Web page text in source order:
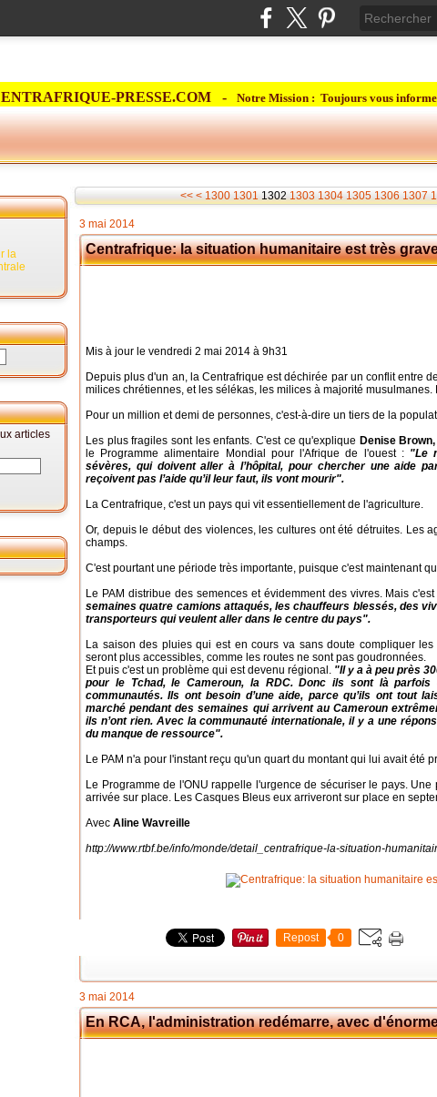
PRESSE.COM - Notre Mission : Toujours vous
la
articles
<< < 1300 1301 1302 1303 1304 1305 1306 1307
3 mai 2014
Centrafrique: la situation humanitaire est très
Mis à jour le vendredi 2 mai 2014 à 9h31
Depuis plus d'un an, la Centrafrique est déchirée par un conflit entre
milices chrétiennes, et les sélékas, les milices à majorité
Pour un million et demi de personnes, c'est-à-dire un tiers de la
Les plus fragiles sont les enfants. C'est ce qu'explique Denise Brown,
le Programme alimentaire Mondial pour l'Afrique de l'ouest : "Le
sévères, qui doivent aller à l’hôpital, pour chercher une aide
reçoivent pas l’aide qu’il leur faut, ils vont mourir".
La Centrafrique, c'est un pays qui vit essentiellement de l'agriculture.
Or, depuis le début des violences, les cultures ont été détruites. Les
champs.
C'est pourtant une période très importante, puisque c'est maintenant
Le PAM distribue des semences et évidemment des vivres. Mais
semaines quatre camions attaqués, les chauffeurs blessés, des
transporteurs qui veulent aller dans le centre du pays".
La saison des pluies qui est en cours va sans doute compliquer
seront plus accessibles, comme les routes ne sont pas goudronnées.
Et puis c'est un problème qui est devenu régional. "Il y a à peu près
pour le Tchad, le Cameroun, la RDC. Donc ils sont là
communautés. Ils ont besoin d’une aide, parce qu’ils ont tout
marché pendant des semaines qui arrivent au Cameroun
ils n’ont rien. Avec la communauté internationale, il y a une
du manque de ressource".
Le PAM n'a pour l'instant reçu qu'un quart du montant qui lui avait été
Le Programme de l'ONU rappelle l'urgence de sécuriser le pays.
arrivée sur place. Les Casques Bleus eux arriveront sur place en
Avec Aline Wavreille
http://www.rtbf.be/info/monde/detail_centrafrique-la-situation-
Repost 0
3 mai 2014
En RCA, l'administration redémarre, avec